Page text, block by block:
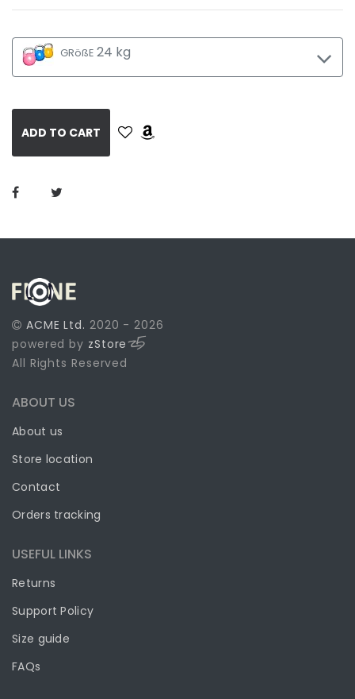
GRößE 24 kg
ADD TO CART
ACME Ltd. 2020 - 2026
powered by zStore
All Rights Reserved
ABOUT US
About us
Store location
Contact
Orders tracking
USEFUL LINKS
Returns
Support Policy
Size guide
FAQs